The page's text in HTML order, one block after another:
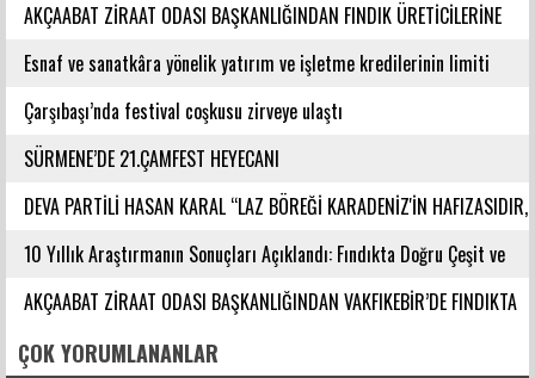
AKÇAABAT ZİRAAT ODASI BAŞKANLIĞINDAN FINDIK ÜRETİCİLERİNE
AĞUSTOS AYI İÇİN UYARI!
Esnaf ve sanatkâra yönelik yatırım ve işletme kredilerinin limiti
artırıldı
Çarşıbaşı’nda festival coşkusu zirveye ulaştı
SÜRMENE’DE 21.ÇAMFEST HEYECANI
DEVA PARTİLİ HASAN KARAL “LAZ BÖREĞİ KARADENİZ'İN HAFIZASIDIR,
KİMLİĞİ DEĞİŞTİRİLEMEZ”
10 Yıllık Araştırmanın Sonuçları Açıklandı: Fındıkta Doğru Çeşit ve
Rakım Belirlendi
AKÇAABAT ZİRAAT ODASI BAŞKANLIĞINDAN VAKFIKEBİR’DE FINDIKTA
BAHÇE GÜNÜ ETKİNLİĞİNE KATILIM
ÇOK YORUMLANANLAR